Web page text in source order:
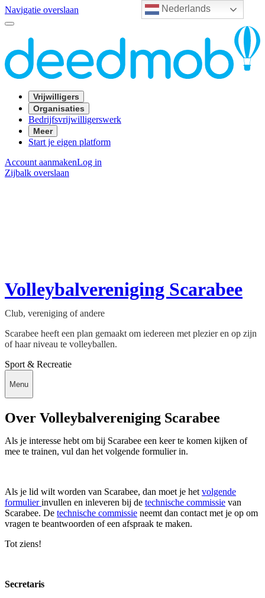
Nederlands
Navigatie overslaan
Vrijwilligers
Organisaties
Bedrijfsvrijwilligerswerk
Meer
Start je eigen platform
Account aanmakenLog in
Zijbalk overslaan
Volleybalvereniging Scarabee
Club, vereniging of andere
Scarabee heeft een plan gemaakt om iedereen met plezier en op zijn
of haar niveau te volleyballen.
Sport & Recreatie
Menu
Over Volleybalvereniging Scarabee
Als je interesse hebt om bij Scarabee een keer te komen kijken of
mee te trainen, vul dan het volgende formulier in.
Als je lid wilt worden van Scarabee, dan moet je het volgende
formulierinvullen en inleveren bij de technische commissie van
Scarabee. De technische commissie neemt dan contact met je op om
vragen te beantwoorden of een afspraak te maken.
Tot ziens!
Secretaris